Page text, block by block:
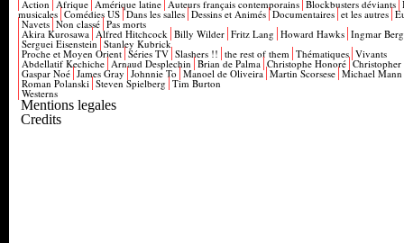
Action Afrique Amérique latine Auteurs français contemporains Blockbusters déviants
musicales Comédies US Dans les salles Dessins et Animés Documentaires et les autres
Navets Non classé Pas morts
Akira Kurosawa Alfred Hitchcock Billy Wilder Fritz Lang Howard Hawks Ingmar
Serguei Eisenstein Stanley Kubrick
Proche et Moyen Orient Séries TV Slashers !! the rest of them Thématiques Vivants
Abdellatif Kechiche Arnaud Desplechin Brian de Palma Christophe Honoré
Gaspar Noé James Gray Johnnie To Manoel de Oliveira Martin Scorsese Michael Mann
Roman Polanski Steven Spielberg Tim Burton
Westerns
Mentions legales
Credits